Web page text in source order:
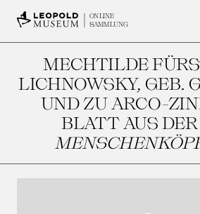
ONLINE
SAMMLUNG
MECHTILDE
LICHNOWSKY, GEB.
UND ZU ARCO-
BLATT AUS